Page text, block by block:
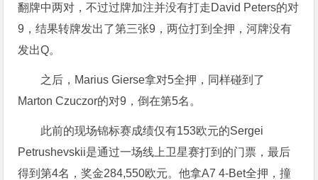
翻牌中两对，不过过牌加注并没有打走David Peters的对
9，结果转牌发出了第三张9，两位打到全押，河牌没有
发出Q。
之后，Marius Gierse拿对5全押，同样碰到了
Marton Czuczor的对9，倒在第5名。
此前的现场锦标赛成绩仅有153欧元的Sergei
Petrushevskii是通过一场线上卫星赛打到的门票，最后
得到第4名，奖金284,550欧元。他拿A7 4-Bet全押，撞